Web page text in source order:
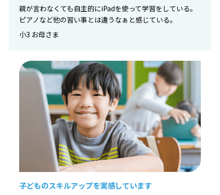
親が言わなくても自主的にiPadを使って学習をしている。
ピアノなど他の習い事とは違うなぁと感じている。
小3 お母さま
子どものスキルアップを実感しています